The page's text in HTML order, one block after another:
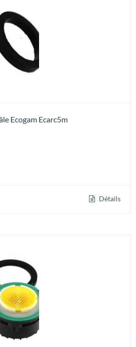
Ecogam Ecarc5m
Détails